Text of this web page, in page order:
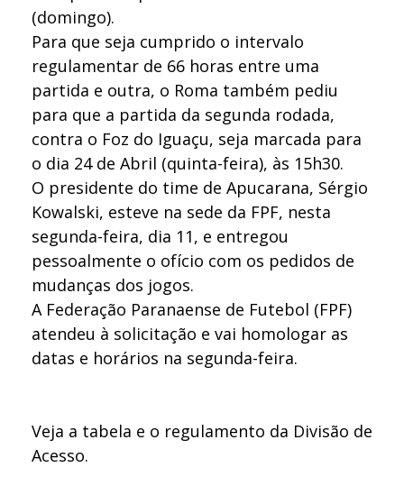
(domingo).
Para que seja cumprido o intervalo
regulamentar de 66 horas entre uma
partida e outra, o Roma também pediu
para que a partida da segunda rodada,
contra o Foz do Iguaçu, seja marcada para
o dia 24 de Abril (quinta-feira), às 15h30.
O presidente do time de Apucarana, Sérgio
Kowalski, esteve na sede da FPF, nesta
segunda-feira, dia 11, e entregou
pessoalmente o ofício com os pedidos de
mudanças dos jogos.
A Federação Paranaense de Futebol (FPF)
atendeu à solicitação e vai homologar as
datas e horários na segunda-feira.
Veja a tabela e o regulamento da Divisão de
Acesso.